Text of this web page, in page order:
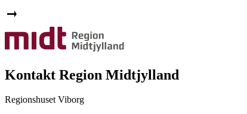
Kontakt Region Midtjylland
Regionshuset Viborg